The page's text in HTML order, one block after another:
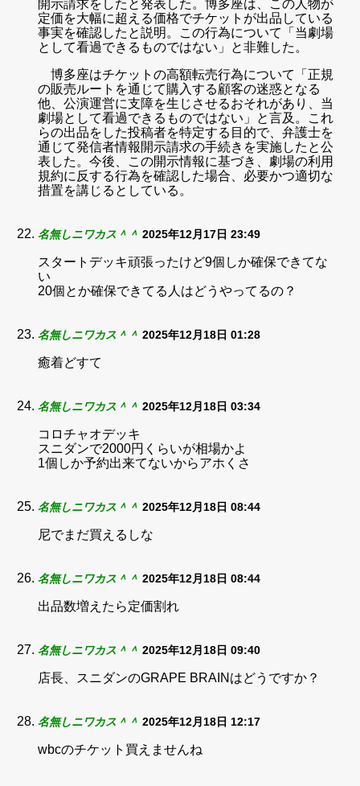
開示請求をしたと発表した。博多座は、この人物が
定価を大幅に超える価格でチケットが出品している
事実を確認したと説明。この行為について「当劇場
として看過できるものではない」と非難した。
博多座はチケットの高額転売行為について「正規
の販売ルートを通じて購入する顧客の迷惑となる
他、公演運営に支障を生じさせるおそれがあり、当
劇場として看過できるものではない」と言及。これ
らの出品をした投稿者を特定する目的で、弁護士を
通じて発信者情報開示請求の手続きを実施したと公
表した。今後、この開示情報に基づき、劇場の利用
規約に反する行為を確認した場合、必要かつ適切な
措置を講じるとしている。
名無しニワカス＾＾ 2025年12月17日 23:49
スタートデッキ頑張ったけど9個しか確保できてな
い
20個とか確保できてる人はどうやってるの？
名無しニワカス＾＾ 2025年12月18日 01:28
癒着どすて
名無しニワカス＾＾ 2025年12月18日 03:34
コロチャオデッキ
スニダンで2000円くらいが相場かよ
1個しか予約出来てないからアホくさ
名無しニワカス＾＾ 2025年12月18日 08:44
尼でまだ買えるしな
名無しニワカス＾＾ 2025年12月18日 08:44
出品数増えたら定価割れ
名無しニワカス＾＾ 2025年12月18日 09:40
店長、スニダンのGRAPE BRAINはどうですか？
名無しニワカス＾＾ 2025年12月18日 12:17
wbcのチケット買えませんね